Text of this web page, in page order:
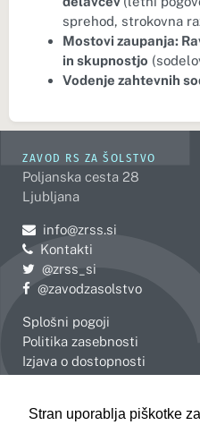
Stran uporablja piškotke
sprehod, strokovna
Mostovi zaupanja:
in skupnostjo
Vodenje zahtevnih
ZAVOD RS ZA ŠOLSTVO
Poljanska cesta 28
Ljubljana
Pošljite e-mail na
info@zrss.si
Kontakti
Pojdite na Twitter:
@zrss_si
Pojdite na Facebook:
@zavodzasolstvo
Splošni pogoji
Politika zasebnosti
Izjava o dostopnosti
Celje